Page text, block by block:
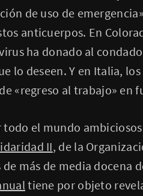
de uso de
anticuerpos. En
ha donado al
lo deseen. Y en Italia,
«regreso al trabajo»
el mundo
II, de la
más de media docena
tiene por objeto